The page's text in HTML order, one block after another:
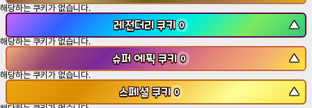
해당하는 쿠키가 없습니다.
레전더리 쿠키 0 ▼
해당하는 쿠키가 없습니다.
슈퍼 에픽 쿠키 0 ▼
해당하는 쿠키가 없습니다.
스페셜 쿠키 0 ▼